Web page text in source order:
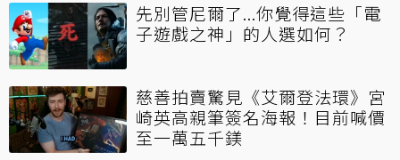
先別管尼爾了...你覺得這些「電
子遊戲之神」的人選如何？
慈善拍賣驚見《艾爾登法環》宮
崎英高親筆簽名海報！目前喊價
至一萬五千鎂